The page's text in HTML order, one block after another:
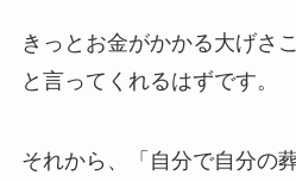
きっとお金がかかる大げさ
と言ってくれるはずです。
それから、「自分で自分の